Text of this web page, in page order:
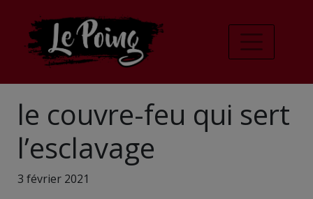
le couvre-feu qui sert
l’esclavage
3 février 2021